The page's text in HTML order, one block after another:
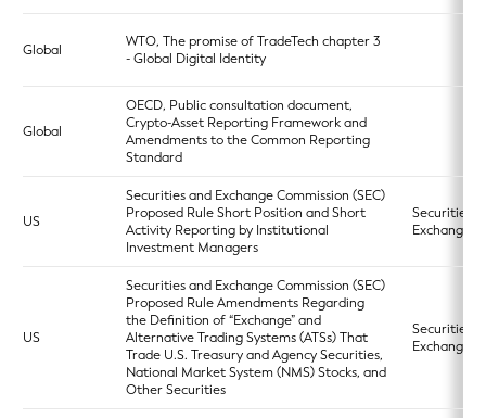
Global
WTO, The promise of TradeTech chapter 3
- Global Digital Identity
Global
OECD, Public consultation document,
Crypto-Asset Reporting Framework and
Amendments to the Common Reporting
Standard
US
Securities and Exchange Commission (SEC)
Proposed Rule Short Position and Short
Activity Reporting by Institutional
Investment Managers
Securities
Exchange
US
Securities and Exchange Commission (SEC)
Proposed Rule Amendments Regarding
the Definition of “Exchange” and
Alternative Trading Systems (ATSs) That
Trade U.S. Treasury and Agency Securities,
National Market System (NMS) Stocks, and
Other Securities
Securities
Exchange